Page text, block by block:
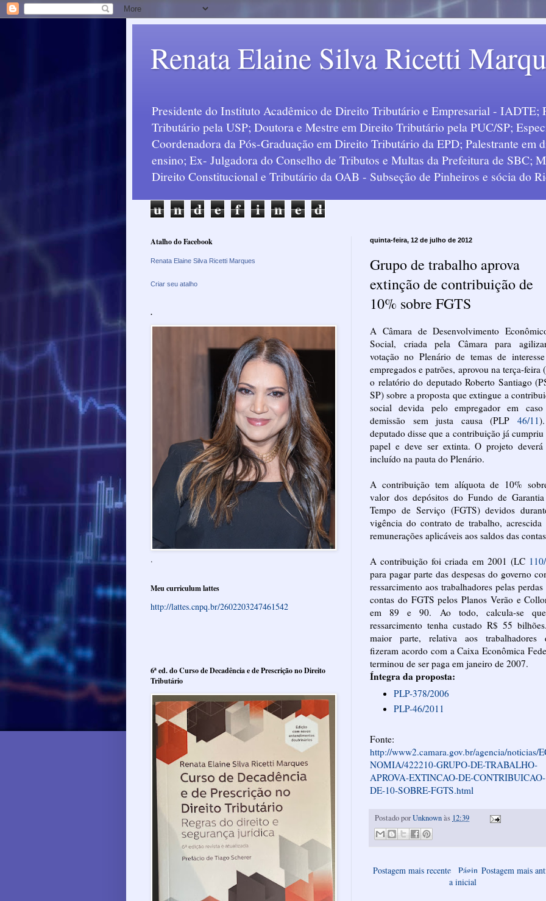
Renata Elaine Silva Ricetti
Presidente do Instituto Acadêmico de Direito Tributário e Empresarial - IADTE;
Tributário pela USP; Doutora e Mestre em Direito Tributário pela PUC/SP;
Coordenadora da Pós-Graduação em Direito Tributário da EPD; Palestrante em
ensino; Ex- Julgadora do Conselho de Tributos e Multas da Prefeitura de SBC;
Direito Constitucional e Tributário da OAB - Subseção de Pinheiros e sócia do
u n d e f i n e d
quinta-feira, 12 de julho de 2012
Grupo de trabalho aprova
extinção de contribuição de
10% sobre FGTS
A Câmara de Desenvolvimento
Social, criada pela Câmara para
votação no Plenário de temas de
empregados e patrões, aprovou na terça-feira
o relatório do deputado Roberto Santiago
SP) sobre a proposta que extingue a
social devida pelo empregador em
demissão sem justa causa (PLP 46/11
deputado disse que a contribuição já cumpriu
papel e deve ser extinta. O projeto deverá
incluído na pauta do Plenário.
A contribuição tem alíquota de 10%
valor dos depósitos do Fundo de
Tempo de Serviço (FGTS) devidos
vigência do contrato de trabalho, acrescida
remunerações aplicáveis aos saldos das
A contribuição foi criada em 2001 (LC
para pagar parte das despesas do governo
ressarcimento aos trabalhadores pelas perdas
contas do FGTS pelos Planos Verão e
em 89 e 90. Ao todo, calcula-se
ressarcimento tenha custado R$ 55
maior parte, relativa aos trabalhadores
fizeram acordo com a Caixa Econômica
terminou de ser paga em janeiro de 2007.
Íntegra da proposta:
PLP-378/2006
PLP-46/2011
Fonte:
http://www2.camara.gov.br/agencia/noticias/
NOMIA/422210-GRUPO-DE-TRABALHO-
APROVA-EXTINCAO-DE-CONTRIBUICAO-
DE-10-SOBRE-FGTS.html
Postado porUnknownàs 12:39
Postagem mais recente Postagem mais
Págin
a inicial
Atalho do Facebook
Renata Elaine Silva Ricetti Marques
Criar seu atalho
.
.
Meu curriculum lattes
http://lattes.cnpq.br/2602203247461542
6ª ed. do Curso de Decadência e de Prescrição no Direito
Tributário